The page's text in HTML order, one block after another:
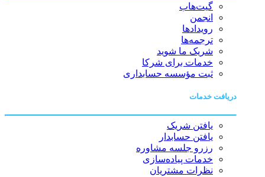
گیت‌هاب
انجمن
رویدادها
ترجمه‌ها
شریک ما شوید
خدمات برای شرکا
ثبت مؤسسه حسابداری
دریافت خدمات
یافتن شریک
یافتن حسابدار
رزرو جلسه مشاوره
خدمات پیاده‌سازی
نظرات مشتریان